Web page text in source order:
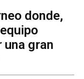
donde,
una gran